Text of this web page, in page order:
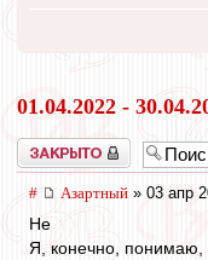
01.04.2022 -
Закрыто
# Азартный » 03 апр
Не
Я, конечно, понимаю,